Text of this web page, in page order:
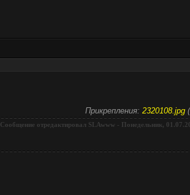
Прикрепления: 2320108.jpg
Сообщение отредактировал SLAwww - Понедельник,